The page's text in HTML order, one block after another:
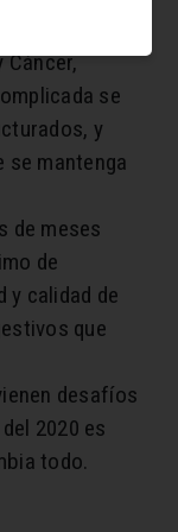
Cáncer,
se
y
se mantenga
de meses
de
y calidad de
que
desafíos
2020 es
todo.